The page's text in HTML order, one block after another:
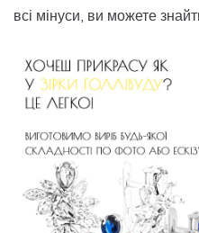
всі мінуси, ви можете